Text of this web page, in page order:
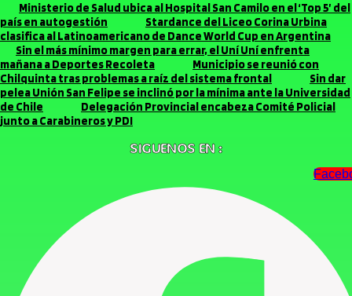
Ministerio de Salud ubica al Hospital San Camilo en el ‘Top 5’ del
país en autogestión
Stardance del Liceo Corina Urbina
clasifica al Latinoamericano de Dance World Cup en Argentina
Sin el más mínimo margen para errar, el Uní Uní enfrenta
mañana a Deportes Recoleta
Municipio se reunió con
Chilquinta tras problemas a raíz del sistema frontal
Sin dar
pelea Unión San Felipe se inclinó por la mínima ante la Universidad
de Chile
Delegación Provincial encabeza Comité Policial
junto a Carabineros y PDI
SIGUENOS EN :